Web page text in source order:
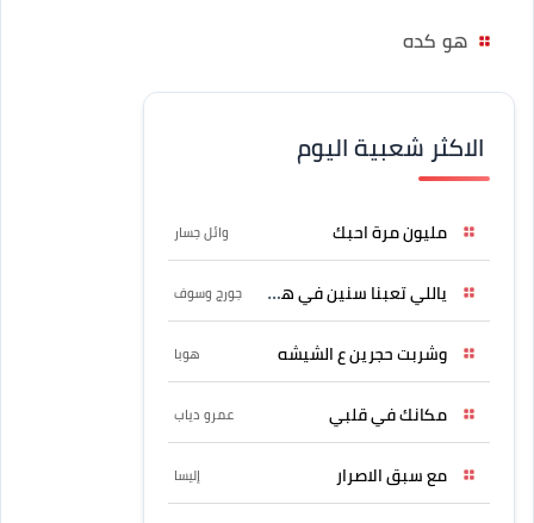
هو كده
الاكثر شعبية اليوم
مليون مرة احبك وائل جسار
ياللي تعبنا سنين في هواه جورج وسوف
وشربت حجرين ع الشيشه هوبا
مكانك في قلبي عمرو دياب
مع سبق الاصرار إليسا